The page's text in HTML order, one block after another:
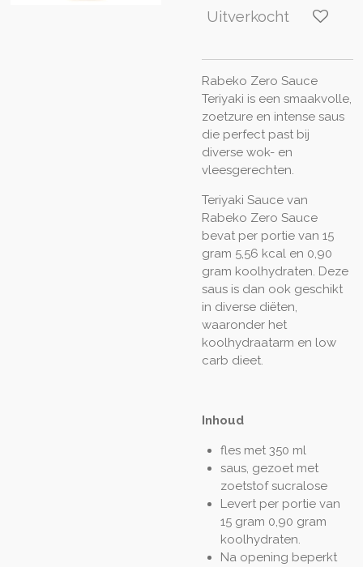
Uitverkocht
Rabeko Zero Sauce
Teriyaki is een smaakvolle,
zoetzure en intense saus
die perfect past bij
diverse wok- en
vleesgerechten.
Teriyaki Sauce van
Rabeko Zero Sauce
bevat per portie van 15
gram 5,56 kcal en 0,90
gram koolhydraten. Deze
saus is dan ook geschikt
in diverse diëten,
waaronder het
koolhydraatarm en low
carb dieet.
Inhoud
fles met 350 ml
saus, gezoet met
zoetstof sucralose
Levert per portie van
15 gram 0,90 gram
koolhydraten.
Na opening beperkt